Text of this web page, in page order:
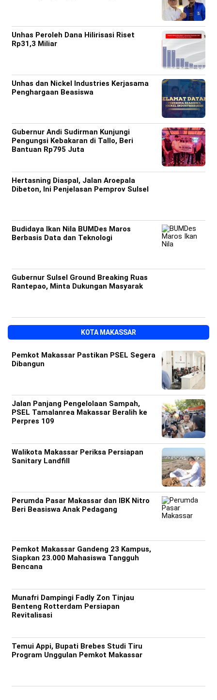
Unhas Peroleh Dana Hilirisasi Riset
Rp31,3 Miliar
Unhas dan Nickel Industries Kerjasama
Penghargaan Beasiswa
Gubernur Andi Sudirman Kunjungi
Pengungsi Kebakaran di Tallo, Beri
Bantuan Rp795 Juta
Hertasning Diaspal, Jalan Aroepala
Dibeton, Ini Penjelasan Pemprov Sulsel
Budidaya Ikan Nila BUMDes Maros
Berbasis Data dan Teknologi
Gubernur Sulsel Ground Breaking Ruas
Rantepao, Minta Dukungan Masyarak
KOTA MAKASSAR
Pemkot Makassar Pastikan PSEL Segera
Dibangun
Jalan Panjang Pengelolaan Sampah,
PSEL Tamalanrea Makassar Beralih ke
Perpres 109
Walikota Makassar Periksa Persiapan
Sanitary Landfill
Perumda Pasar Makassar dan IBK Nitro
Beri Beasiswa Anak Pedagang
Pemkot Makassar Gandeng 23 Kampus,
Siapkan 23.000 Mahasiswa Tangguh
Bencana
Munafri Dampingi Fadly Zon Tinjau
Benteng Rotterdam Persiapan
Revitalisasi
Temui Appi, Bupati Brebes Studi Tiru
Program Unggulan Pemkot Makassar